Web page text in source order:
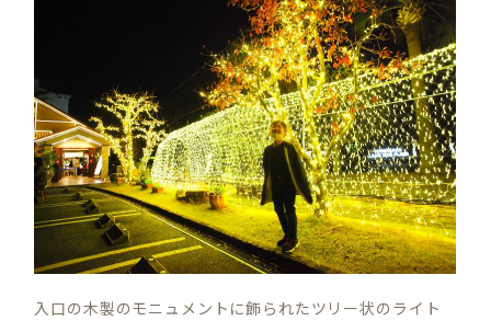
入口の木製のモニュメントに飾られたツリー状のライト